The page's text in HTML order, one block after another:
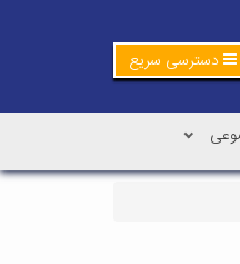
دسترسی سریع